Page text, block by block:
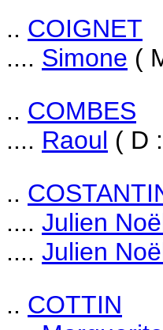
.. COIGNET
.... Simone (
.. COMBES
.... Raoul ( D
..
.... Julien
.... Julien
.. COTTIN